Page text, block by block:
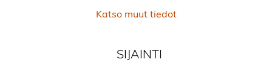
Katso muut tiedot
SIJAINTI